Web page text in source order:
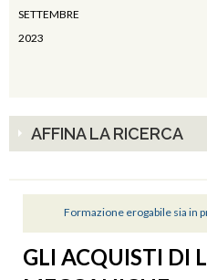
SETTEMBRE
2023
AFFINA LA RICERCA
Formazione erogabile sia in
GLI ACQUISTI DI